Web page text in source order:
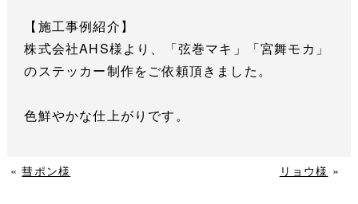
【施工事例紹介】
株式会社AHS様より、「弦巻マキ」「宮舞モカ」
のステッカー制作をご依頼頂きました。
色鮮やかな仕上がりです。
«彗ポン様 リョウ様 »